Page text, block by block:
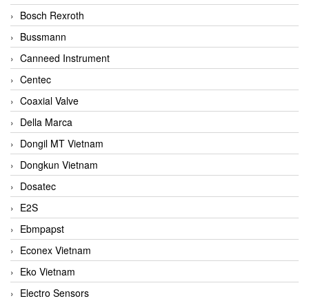
Bosch Rexroth
Bussmann
Canneed Instrument
Centec
Coaxial Valve
Della Marca
Dongil MT Vietnam
Dongkun Vietnam
Dosatec
E2S
Ebmpapst
Econex Vietnam
Eko Vietnam
Electro Sensors